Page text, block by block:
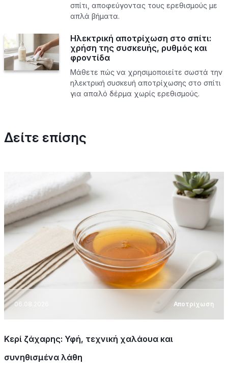
σπίτι, αποφεύγοντας τους ερεθισμούς με
απλά βήματα.
Ηλεκτρική αποτρίχωση στο σπίτι:
χρήση της συσκευής, ρυθμός και
φροντίδα
Μάθετε πώς να χρησιμοποιείτε σωστά την
ηλεκτρική συσκευή αποτρίχωσης στο σπίτι
για απαλό δέρμα χωρίς ερεθισμούς.
Δείτε επίσης
06.08.2026 Αποτρίχωση
Κερί ζάχαρης: Υφή, τεχνική χαλάουα και
συνηθισμένα λάθη